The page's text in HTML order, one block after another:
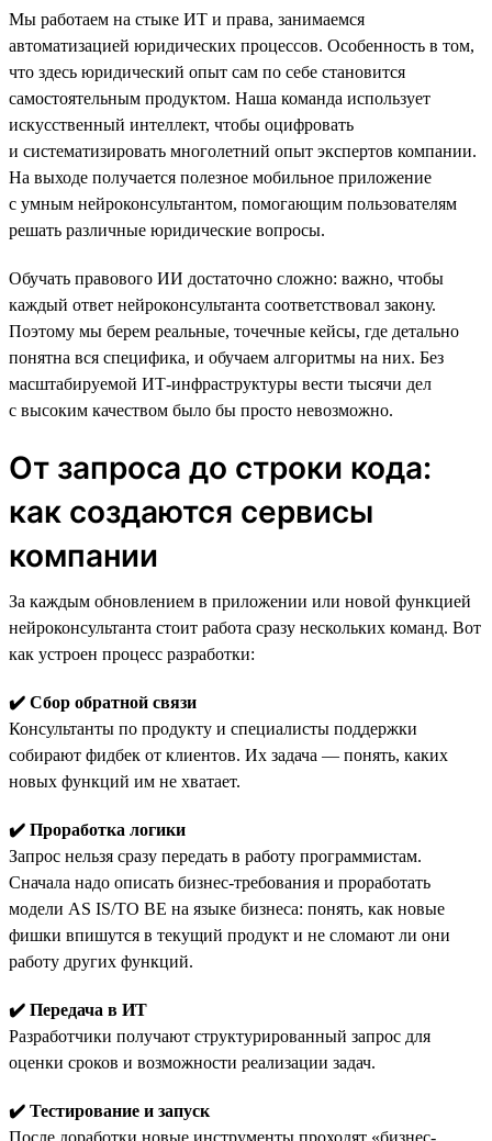
Мы работаем на стыке ИТ и права, занимаемся
автоматизацией юридических процессов. Особенность в том,
что здесь юридический опыт сам по себе становится
самостоятельным продуктом. Наша команда использует
искусственный интеллект, чтобы оцифровать
и систематизировать многолетний опыт экспертов компании.
На выходе получается полезное мобильное приложение
с умным нейроконсультантом, помогающим пользователям
решать различные юридические вопросы.
Обучать правового ИИ достаточно сложно: важно, чтобы
каждый ответ нейроконсультанта соответствовал закону.
Поэтому мы берем реальные, точечные кейсы, где детально
понятна вся специфика, и обучаем алгоритмы на них. Без
масштабируемой ИТ-инфраструктуры вести тысячи дел
с высоким качеством было бы просто невозможно.
От запроса до строки кода:
как создаются сервисы
компании
За каждым обновлением в приложении или новой функцией
нейроконсультанта стоит работа сразу нескольких команд. Вот
как устроен процесс разработки:
✔️ Сбор обратной связи
Консультанты по продукту и специалисты поддержки
собирают фидбек от клиентов. Их задача — понять, каких
новых функций им не хватает.
✔️ Проработка логики
Запрос нельзя сразу передать в работу программистам.
Сначала надо описать бизнес-требования и проработать
модели AS IS/TO BE на языке бизнеса: понять, как новые
фишки впишутся в текущий продукт и не сломают ли они
работу других функций.
✔️ Передача в ИТ
Разработчики получают структурированный запрос для
оценки сроков и возможности реализации задач.
✔️ Тестирование и запуск
После доработки новые инструменты проходят «бизнес-